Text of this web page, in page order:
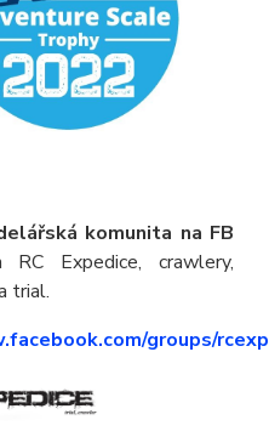
komunita na FB
RC Expedice, crawlery,
trial.
groups/